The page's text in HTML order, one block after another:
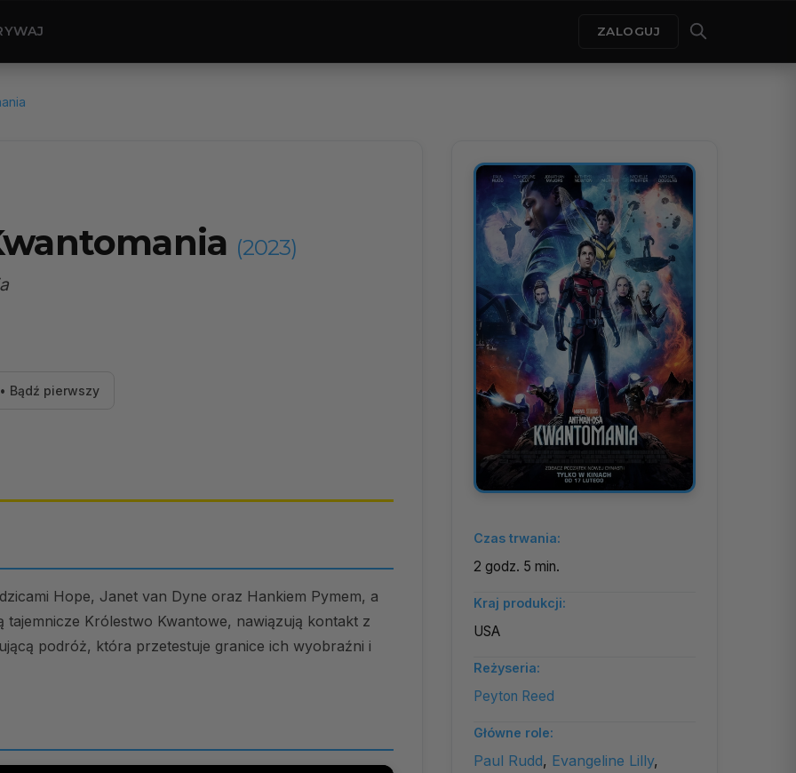
ZALOGUJ
(2023)
Bądź pierwszy
Hope, Janet van Dyne oraz Hankiem Pymem, a
Królestwo Kwantowe, nawiązują kontakt z
podróż, która przetestuje granice ich wyobraźni i
Czas trwania:
2 godz. 5 min.
Kraj produkcji:
USA
Reżyseria:
Peyton Reed
Główne role:
Paul Rudd, Evangeline Lilly,